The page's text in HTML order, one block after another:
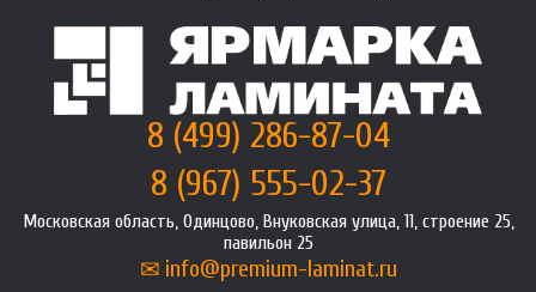
8 (499) 286-87-04
8 (967) 555-02-37
Московская область, Одинцово, Внуковская улица, 11, строение 25,
павильон 25
info@premium-laminat.ru